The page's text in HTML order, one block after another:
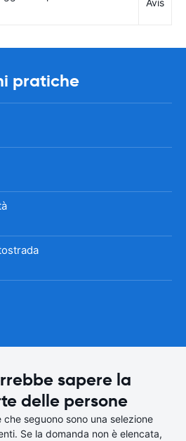
Avis
pratiche
sapere la
delle persone
seguono sono una selezione
Se la domanda non è elencata,